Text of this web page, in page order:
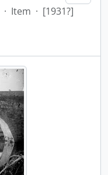
· Item · [1931?]